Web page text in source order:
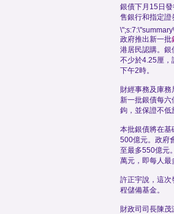
銀債下月15日
售銀行和指定證
政府推出新一批
港居民認購。銀
不少於4.25厘，
下午2時。
財經事務及庫務
新一批銀債每六
鉤，並保證不低
本批銀債將在基
500億元。政府
至最多550億元
萬元，即每人
許正宇說，這次
程儲備基金。
財政司司長陳茂